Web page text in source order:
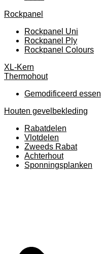
Rockpanel
Rockpanel Uni
Rockpanel Ply
Rockpanel Colours
XL-Kern
Thermohout
Gemodificeerd essen
Houten gevelbekleding
Rabatdelen
Vlotdelen
Zweeds Rabat
Achterhout
Sponningsplanken